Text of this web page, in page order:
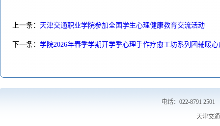
上一条： 天津交通职业学院参加全国学生心理健康教育交流活动
下一条： 学院2026年春季学期开学季心理手作疗愈工坊系列团辅暖心
电话： 022-8791
天津交